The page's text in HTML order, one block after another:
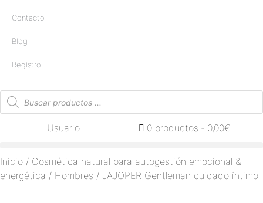
Contacto
Blog
Registro
Usuario 0 productos 0,00€
Inicio / Cosmética natural para autogestión emocional &
energética / Hombres / JAJOPER Gentleman cuidado íntimo